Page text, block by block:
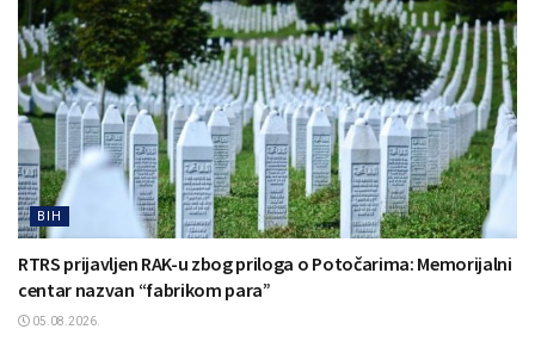
BIH
RTRS prijavljen RAK-u zbog priloga o Potočarima: Memorijalni
centar nazvan “fabrikom para”
05.08.2026.